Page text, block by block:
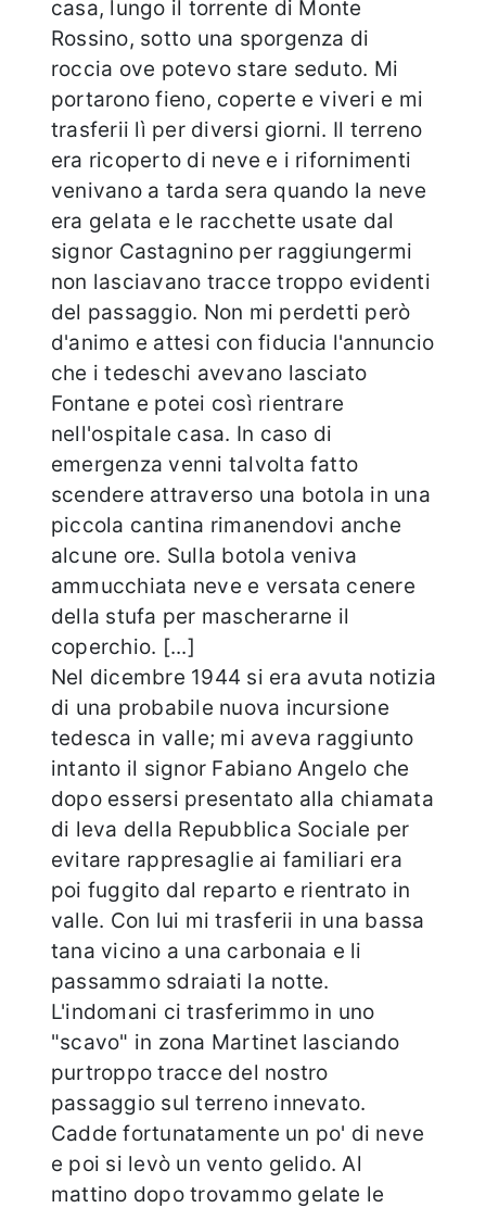
casa, lungo il torrente di Monte
Rossino, sotto una sporgenza di
roccia ove potevo stare seduto. Mi
portarono fieno, coperte e viveri e mi
trasferii lì per diversi giorni. Il terreno
era ricoperto di neve e i rifornimenti
venivano a tarda sera quando la neve
era gelata e le racchette usate dal
signor Castagnino per raggiungermi
non lasciavano tracce troppo evidenti
del passaggio. Non mi perdetti però
d'animo e attesi con fiducia l'annuncio
che i tedeschi avevano lasciato
Fontane e potei così rientrare
nell'ospitale casa. In caso di
emergenza venni talvolta fatto
scendere attraverso una botola in una
piccola cantina rimanendovi anche
alcune ore. Sulla botola veniva
ammucchiata neve e versata cenere
della stufa per mascherarne il
coperchio. [...]
Nel dicembre 1944 si era avuta notizia
di una probabile nuova incursione
tedesca in valle; mi aveva raggiunto
intanto il signor Fabiano Angelo che
dopo essersi presentato alla chiamata
di leva della Repubblica Sociale per
evitare rappresaglie ai familiari era
poi fuggito dal reparto e rientrato in
valle. Con lui mi trasferii in una bassa
tana vicino a una carbonaia e li
passammo sdraiati la notte.
L'indomani ci trasferimmo in uno
"scavo" in zona Martinet lasciando
purtroppo tracce del nostro
passaggio sul terreno innevato.
Cadde fortunatamente un po' di neve
e poi si levò un vento gelido. Al
mattino dopo trovammo gelate le